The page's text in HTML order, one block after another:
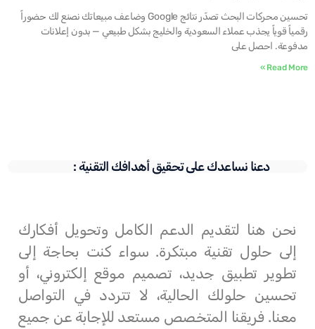
تحسين محركات البحث تصدّر نتائج Google وضاعف مبيعاتك نصنع لك حضوراً
رقمياً قوياً يجذب عملاء السعودية والخليج بشكل طبيعي — بدون إعلانات
مدفوعة. احصل على
Read More »
دعنا نساعدك على تحقيق أهدافك التقنية :
نحن هنا لتقديم الدعم الكامل وتحويل أفكارك
إلى حلول تقنية مبتكرة. سواء كنت بحاجة إلى
تطوير تطبيق جديد، تصميم موقع إلكتروني، أو
تحسين حلولك الحالية، لا تتردد في التواصل
معنا. فريقنا المتخصص مستعد للإجابة عن جميع